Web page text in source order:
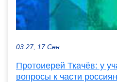
03:27, 17 Сен
Протоиерей Ткачёв: у
вопросы к части россиян